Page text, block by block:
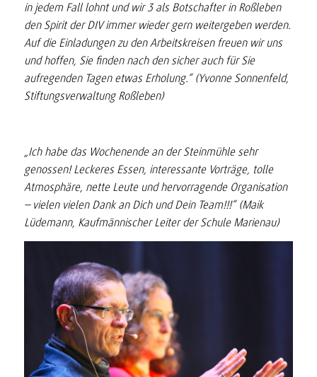
in jedem Fall lohnt und wir 3 als Botschafter in Roßleben
den Spirit der DIV immer wieder gern weitergeben werden.
Auf die Einladungen zu den Arbeitskreisen freuen wir uns
und hoffen, Sie finden nach den sicher auch für Sie
aufregenden Tagen etwas Erholung.“ (Yvonne Sonnenfeld,
Stiftungsverwaltung Roßleben)
„Ich habe das Wochenende an der Steinmühle sehr
genossen! Leckeres Essen, interessante Vorträge, tolle
Atmosphäre, nette Leute und hervorragende Organisation
– vielen vielen Dank an Dich und Dein Team!!!“ (Maik
Lüdemann, Kaufmännischer Leiter der Schule Marienau)